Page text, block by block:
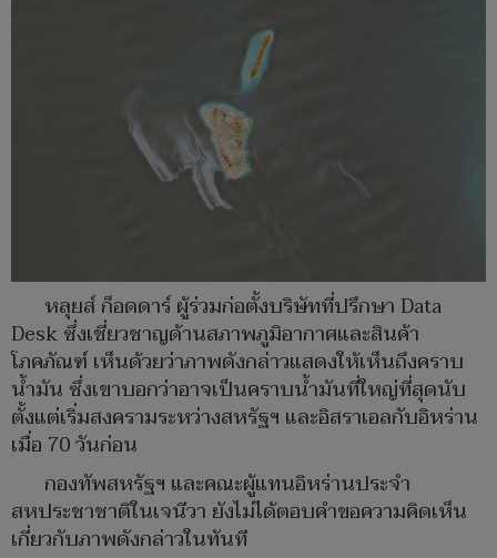
หลุยส์ ก็อดดาร์ ผู้ร่วมก่อตั้งบริษัทที่ปรึกษา Data
Desk ซึ่งเชี่ยวชาญด้านสภาพภูมิอากาศและสินค้า
โภคภัณฑ์ เห็นด้วยว่าภาพดังกล่าวแสดงให้เห็นถึงคราบ
น้ำมัน ซึ่งเขาบอกว่าอาจเป็นคราบน้ำมันที่ใหญ่ที่สุดนับ
ตั้งแต่เริ่มสงครามระหว่างสหรัฐฯ และอิสราเอลกับอิหร่าน
เมื่อ 70 วันก่อน
กองทัพสหรัฐฯ และคณะผู้แทนอิหร่านประจำ
สหประชาชาติในเจนีวา ยังไม่ได้ตอบคำขอความคิดเห็น
เกี่ยวกับภาพดังกล่าวในทันที